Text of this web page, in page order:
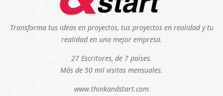
Transforma tus ideas en proyectos, tus proyectos en realidad y tu
realidad en una mejor empresa.
27 Escritores, de 7 países.
Más de 50 mil visitas mensuales.
www.thinkandstart.com